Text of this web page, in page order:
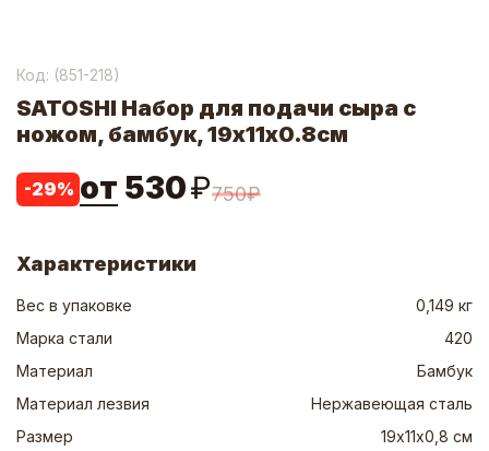
Код: (851-218)
SATOSHI Набор для подачи сыра с
ножом, бамбук, 19х11х0.8см
-29% от 530₽750₽
Характеристики
Вес в упаковке
0,149 кг
Марка стали
420
Материал
Бамбук
Материал лезвия
Нержавеющая сталь
Размер
19х11х0,8 см